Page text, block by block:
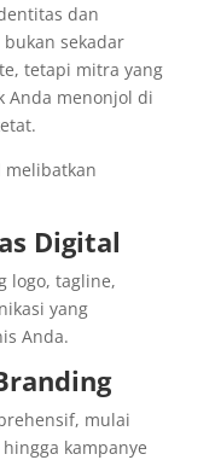
dan
sekadar
tetapi mitra yang
Anda menonjol di
melibatkan
Digital
logo, tagline,
yang
Anda.
mulai
kampanye